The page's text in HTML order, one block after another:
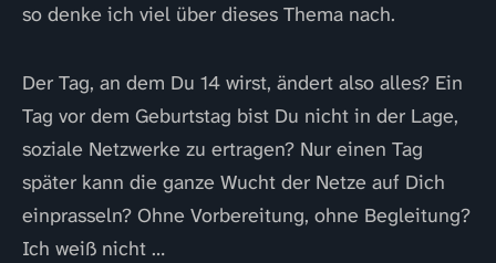
so denke ich viel über dieses Thema nach.
Der Tag, an dem Du 14 wirst, ändert also alles? Ein
Tag vor dem Geburtstag bist Du nicht in der Lage,
soziale Netzwerke zu ertragen? Nur einen Tag
später kann die ganze Wucht der Netze auf Dich
einprasseln? Ohne Vorbereitung, ohne Begleitung?
Ich weiß nicht …